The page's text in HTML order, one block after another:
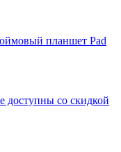
планшет Pad
со скидкой